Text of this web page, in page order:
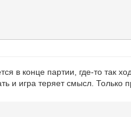
в конце партии, где-то так
и игра теряет смысл.